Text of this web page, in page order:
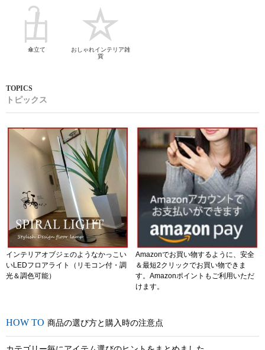
傘立て
おしゃれインテリア雑
貨
トピックス
インテリアオブジェのようなかっこい
いLEDフロアライト（リモコン付・調
光＆調色可能）
Amazonでお買い物するように、安全
＆最短2クリックでお買い物できま
す。Amazonポイントもご利用いただ
けます。
商品の選び方と購入時の注意点